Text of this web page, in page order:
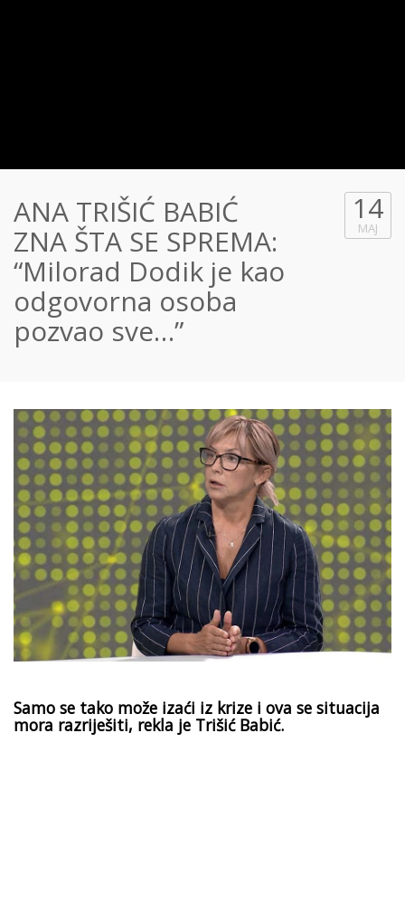
ANA TRIŠIĆ BABIĆ
ZNA ŠTA SE SPREMA:
“Milorad Dodik je kao
odgovorna osoba
pozvao sve…”
14
MAJ
Samo se tako može izaći iz krize i ova se situacija
mora razriješiti, rekla je Trišić Babić.